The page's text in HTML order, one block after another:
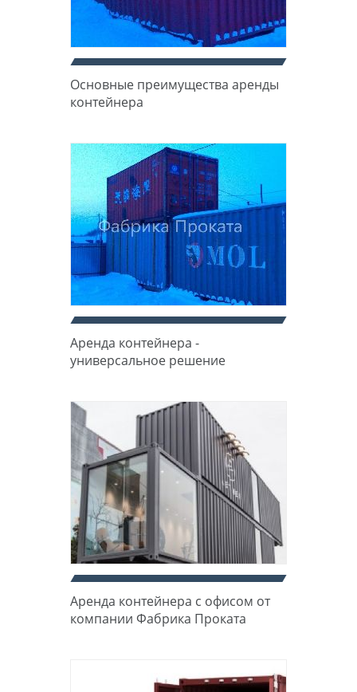
Основные преимущества аренды
контейнера
Аренда контейнера -
универсальное решение
Аренда контейнера с офисом от
компании Фабрика Проката